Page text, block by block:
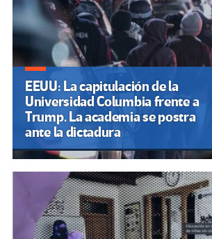
EEUU: La capitulación de la
Universidad Columbia frente a
Trump. La academia se postra
ante la dictadura